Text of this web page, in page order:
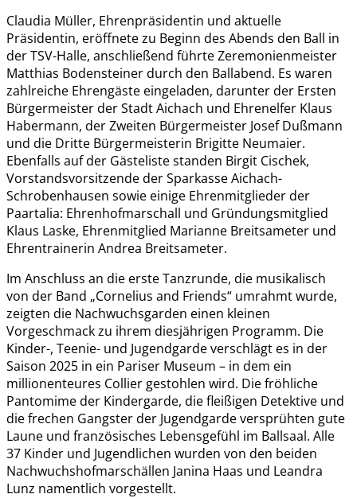
Claudia Müller, Ehrenpräsidentin und aktuelle
Präsidentin, eröffnete zu Beginn des Abends den Ball in
der TSV-Halle, anschließend führte Zeremonienmeister
Matthias Bodensteiner durch den Ballabend. Es waren
zahlreiche Ehrengäste eingeladen, darunter der Ersten
Bürgermeister der Stadt Aichach und Ehrenelfer Klaus
Habermann, der Zweiten Bürgermeister Josef Dußmann
und die Dritte Bürgermeisterin Brigitte Neumaier.
Ebenfalls auf der Gästeliste standen Birgit Cischek,
Vorstandsvorsitzende der Sparkasse Aichach-
Schrobenhausen sowie einige Ehrenmitglieder der
Paartalia: Ehrenhofmarschall und Gründungsmitglied
Klaus Laske, Ehrenmitglied Marianne Breitsameter und
Ehrentrainerin Andrea Breitsameter.
Im Anschluss an die erste Tanzrunde, die musikalisch
von der Band „Cornelius and Friends“ umrahmt wurde,
zeigten die Nachwuchsgarden einen kleinen
Vorgeschmack zu ihrem diesjährigen Programm. Die
Kinder-, Teenie- und Jugendgarde verschlägt es in der
Saison 2025 in ein Pariser Museum – in dem ein
millionenteures Collier gestohlen wird. Die fröhliche
Pantomime der Kindergarde, die fleißigen Detektive und
die frechen Gangster der Jugendgarde versprühten gute
Laune und französisches Lebensgefühl im Ballsaal. Alle
37 Kinder und Jugendlichen wurden von den beiden
Nachwuchshofmarschällen Janina Haas und Leandra
Lunz namentlich vorgestellt.